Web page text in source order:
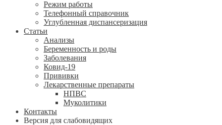
Режим работы
Телефонный справочник
Углубленная диспансеризация
Статьи
Анализы
Беременность и роды
Заболевания
Ковид-19
Прививки
Лекарственные препараты
НПВС
Муколитики
Контакты
Версия для слабовидящих